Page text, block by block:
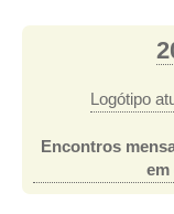
Logótipo
Encontros
em